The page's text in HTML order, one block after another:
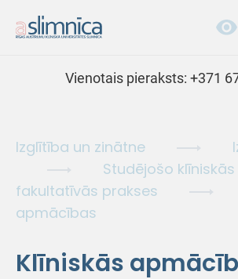
Vienotais pieraksts: +371
Izglītība un zinātne
Studējošo klīniskās
fakultatīvās prakses
apmācības
Klīniskās